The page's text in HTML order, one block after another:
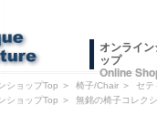
オンライ
ップ
Online
ショップTop ＞ 椅子/Chair ＞
セテ
ショップTop ＞ 無銘の椅子コレク